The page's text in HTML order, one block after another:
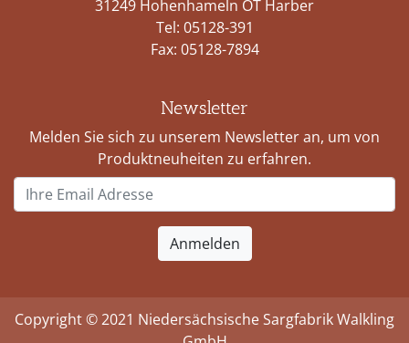
31249 Hohenhameln OT Harber
Tel: 05128-391
Fax: 05128-7894
Newsletter
Melden Sie sich zu unserem Newsletter an, um von
Produktneuheiten zu erfahren.
Copyright © 2021 Niedersächsische Sargfabrik Walkling